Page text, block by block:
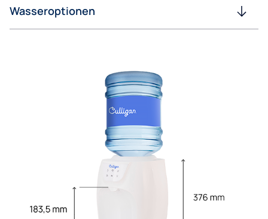
Wasseroptionen